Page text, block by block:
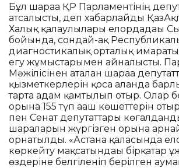
Бұл шараға ҚР Парламентінің
атсалысты, деп хабарлайды
Халық қалаулылары елордадағы
бойында, сондай-ақ
диагностикалық орталық
егу жұмыстарымен айналысты.
Мәжілісінен аталған шараға
қызметкерлерін қоса алғанда
тарта адам қамтылып отыр. Олар
орынға 155 түп ағаш көшеттерін
пен Сенат депутаттары
шараларын жүргізген орынға
орнатылды. «Астана қаласында
көркейту мақсатындағы бірқатар
өздеріне белгіленіп берілген